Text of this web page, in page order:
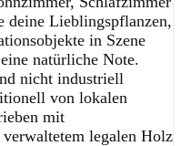
deine Lieblingspflanzen,
in Szene
natürliche Note.
nicht industriell
von lokalen
mit
legalen Holz